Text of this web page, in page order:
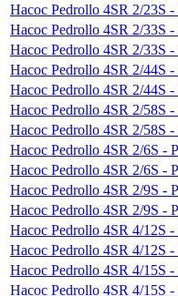
Насос Pedrollo 4SR 2/23S -
Насос Pedrollo 4SR 2/33S -
Насос Pedrollo 4SR 2/33S -
Насос Pedrollo 4SR 2/44S -
Насос Pedrollo 4SR 2/44S -
Насос Pedrollo 4SR 2/58S -
Насос Pedrollo 4SR 2/58S -
Насос Pedrollo 4SR 2/6S -
Насос Pedrollo 4SR 2/6S -
Насос Pedrollo 4SR 2/9S -
Насос Pedrollo 4SR 2/9S -
Насос Pedrollo 4SR 4/12S -
Насос Pedrollo 4SR 4/12S -
Насос Pedrollo 4SR 4/15S -
Насос Pedrollo 4SR 4/15S -